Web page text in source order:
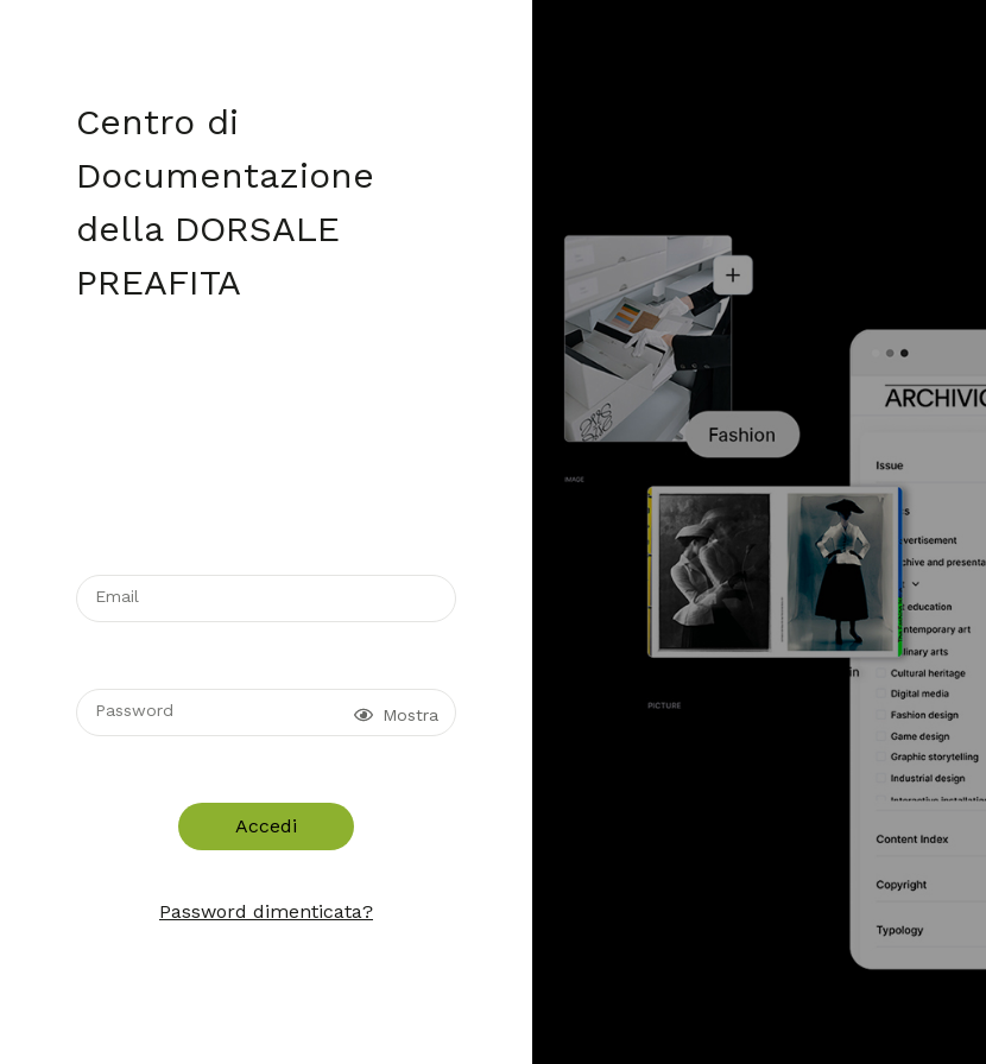
Centro di
Documentazione
della DORSALE
PREAFITA
Email
Password Mostra
Accedi
Password dimenticata?